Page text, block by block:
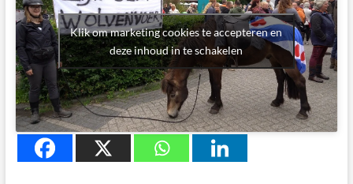
Klik om marketing cookies te accepteren en
deze inhoud in te schakelen